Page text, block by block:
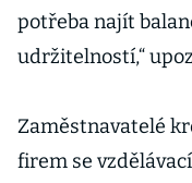
potřeba najít
udržitelností,“
Zaměstnavatelé
firem se